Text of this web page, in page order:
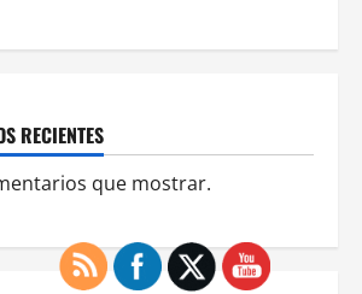
RECIENTES
que mostrar.